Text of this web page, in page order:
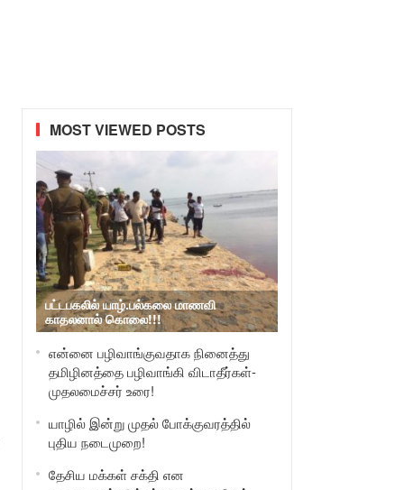
MOST VIEWED POSTS
பட்டபகலில் யாழ்.பல்கலை மாணவி
காதலனால் கொலை!!!
என்னை பழிவாங்குவதாக நினைத்து
தமிழினத்தை பழிவாங்கி விடாதீர்கள்-
முதலமைச்சர் உரை!
யாழில் இன்று முதல் போக்குவரத்தில்
புதிய நடைமுறை!
தேசிய மக்கள் சக்தி என